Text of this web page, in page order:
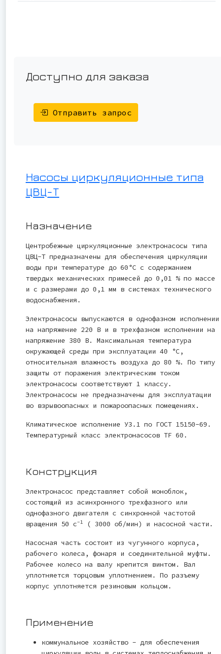
Доступно для заказа
Отправить запрос
Насосы циркуляционные типа
ЦВЦ-Т
Назначение
Центробежные циркуляционные электронасосы типа
ЦВЦ-Т предназначены для обеспечения циркуляции
воды при температуре до 60°С с содержанием
твердых механических примесей до 0,01 % по массе
и с размерами до 0,1 мм в системах технического
водоснабжения.
Электронасосы выпускаются в однофазном исполнении
на напряжение 220 В и в трехфазном исполнении на
напряжение 380 В. Максимальная температура
окружающей среды при эксплуатации 40 °С,
относительная влажность воздуха до 80 %. По типу
защиты от поражения электрическим током
электронасосы соответствуют 1 классу.
Электронасосы не предназначены для эксплуатации
во взрывоопасных и пожароопасных помещениях.
Климатическое исполнение У3.1 по ГОСТ 15150-69.
Температурный класс электронасосов ТF 60.
Конструкция
Электронасос представляет собой моноблок,
состоящий из асинхронного трехфазного или
однофазного двигателя с синхронной частотой
вращения 50 с-1 ( 3000 об/мин) и насосной части.
Насосная часть состоит из чугунного корпуса,
рабочего колеса, фонаря и соединительной муфты.
Рабочее колесо на валу крепится винтом. Вал
уплотняется торцовым уплотнением. По разъему
корпус уплотняется резиновым кольцом.
Применение
коммунальное хозяйство - для обеспечения